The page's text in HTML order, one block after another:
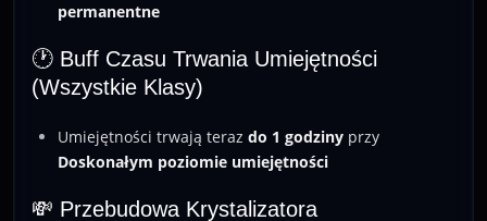
permanentne
🕐 Buff Czasu Trwania Umiejętności
(Wszystkie Klasy)
Umiejętności trwają teraz do 1 godziny przy
Doskonałym poziomie umiejętności
💸 Przebudowa Krystalizatora